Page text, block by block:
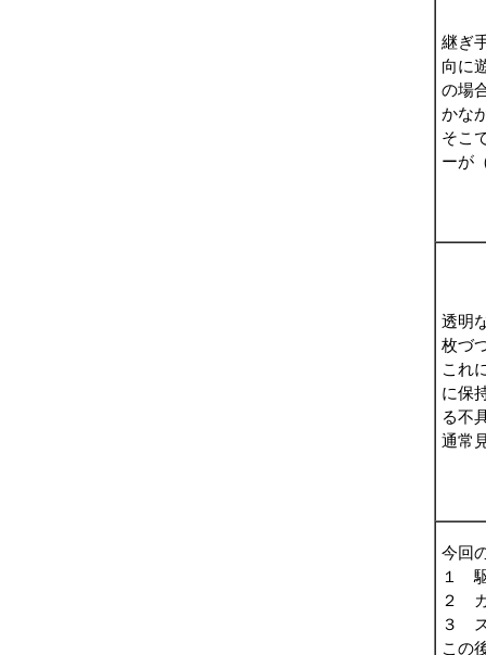
継ぎ
向に
の場
かな
そこ
ーが
透明
枚づ
これ
に保
る不
通常
今回
１
２
３
この